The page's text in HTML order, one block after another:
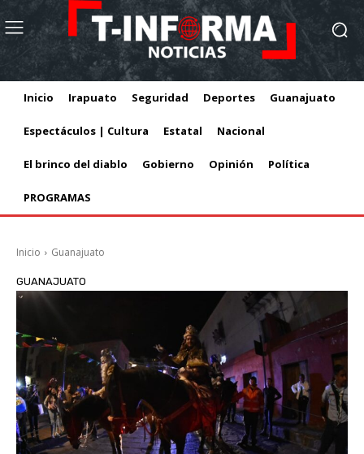
Inicio Irapuato Seguridad Deportes Guanajuato
Espectáculos | Cultura Estatal Nacional
El brinco del diablo Gobierno Opinión Política
PROGRAMAS
Inicio Guanajuato
GUANAJUATO